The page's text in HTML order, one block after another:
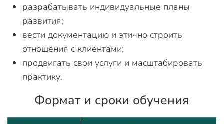
разрабатывать индивидуальные планы
развития;
вести документацию и этично строить
отношения с клиентами;
продвигать свои услуги и масштабировать
практику.
Формат и сроки обучения